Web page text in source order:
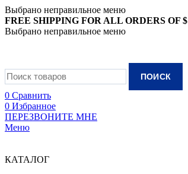
Выбрано неправильное меню
FREE SHIPPING FOR ALL ORDERS OF
Выбрано неправильное меню
ПОИСК
0 Сравнить
0 Избранное
ПЕРЕЗВОНИТЕ МНЕ
Меню
КАТАЛОГ